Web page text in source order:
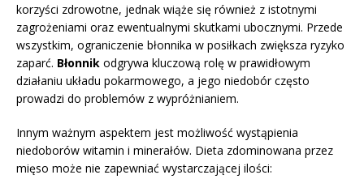
korzyści zdrowotne, jednak wiąże się również z istotnymi
zagrożeniami oraz ewentualnymi skutkami ubocznymi. Przede
wszystkim, ograniczenie błonnika w posiłkach zwiększa ryzyko
zaparć. Błonnik odgrywa kluczową rolę w prawidłowym
działaniu układu pokarmowego, a jego niedobór często
prowadzi do problemów z wypróżnianiem.
Innym ważnym aspektem jest możliwość wystąpienia
niedoborów witamin i minerałów. Dieta zdominowana przez
mięso może nie zapewniać wystarczającej ilości: